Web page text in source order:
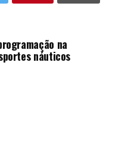
na
náuticos